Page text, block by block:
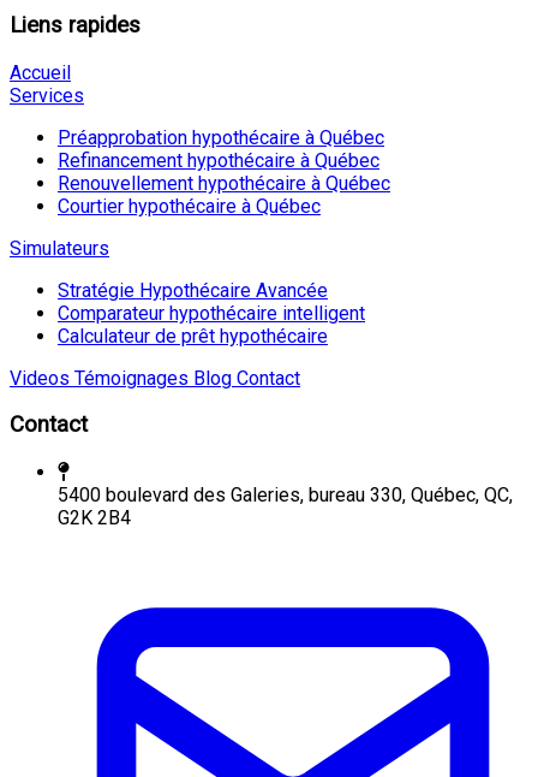
Liens rapides
Accueil
Services
Préapprobation hypothécaire à Québec
Refinancement hypothécaire à Québec
Renouvellement hypothécaire à Québec
Courtier hypothécaire à Québec
Simulateurs
Stratégie Hypothécaire Avancée
Comparateur hypothécaire intelligent
Calculateur de prêt hypothécaire
Videos Témoignages Blog Contact
Contact
5400 boulevard des Galeries, bureau 330, Québec, QC,
G2K 2B4